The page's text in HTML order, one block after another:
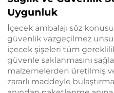
Uygunluk
İçecek ambalajı söz
güvenlik vazgeçilmez
içecek şişeleri tüm
güvenle saklanmasını
malzemelerden üretilmiş
zararlı maddeyle